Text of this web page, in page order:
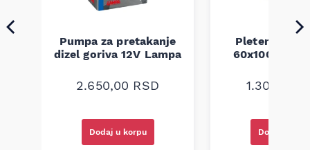
Pumpa za pretakanje
dizel goriva 12V Lampa
2.650,00 RSD
Dodaj u korpu
Pletenica
60x100
1.300,00
Dodaj u